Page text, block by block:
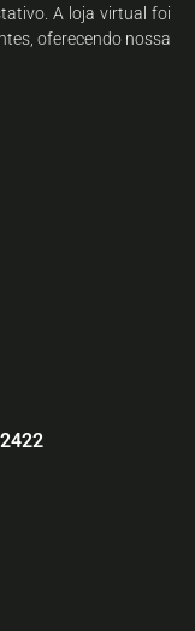
A loja virtual foi
oferecendo nossa